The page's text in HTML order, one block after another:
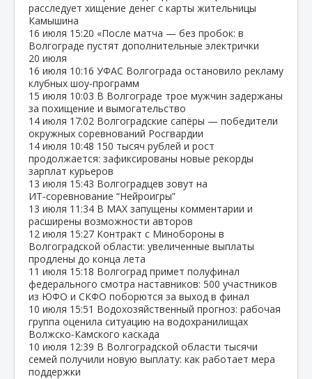
расследует хищение денег с карты жительницы
Камышина
16 июля 15:20 «После матча — без пробок: в
Волгограде пустят дополнительные электрички
20 июля
16 июля 10:16 УФАС Волгограда остановило рекламу
клубных шоу‑программ
15 июля 10:03 В Волгограде трое мужчин задержаны
за похищение и вымогательство
14 июля 17:02 Волгоградские сапёры — победители
окружных соревнований Росгвардии
14 июля 10:48 150 тысяч рублей и рост
продолжается: зафиксированы новые рекорды
зарплат курьеров
13 июля 15:43 Волгоградцев зовут на
ИТ‑соревнование “Нейроигры”
13 июля 11:34 В МАХ запущены комментарии и
расширены возможности авторов
12 июля 15:27 Контракт с Минобороны в
Волгоградской области: увеличенные выплаты
продлены до конца лета
11 июля 15:18 Волгоград примет полуфинал
федерального смотра наставников: 500 участников
из ЮФО и СКФО поборются за выход в финал
10 июля 15:51 Водохозяйственный прогноз: рабочая
группа оценила ситуацию на водохранилищах
Волжско‑Камского каскада
10 июля 12:39 В Волгоградской области тысячи
семей получили новую выплату: как работает мера
поддержки